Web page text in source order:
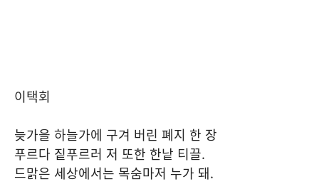
이택회
늦가을 하늘가에 구겨 버린 폐지 한 장
푸르다 짙푸르러 저 또한 한낱 티끌.
드맑은 세상에서는 목숨마저 누가 돼.